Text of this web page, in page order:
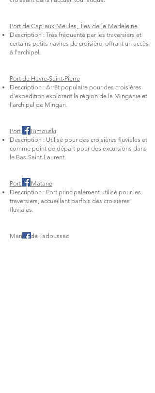
Port de Cap-aux-Meules, Îles-de-la-Madeleine
Description : Très fréquenté par les traversiers et
certains petits navires de croisière, offrant un accès
à l'archipel.
Port de Havre-Saint-Pierre
Description : Arrêt populaire pour des croisières
d'expédition explorant la région de la Minganie et
l'archipel de Mingan.
Port de Rimouski
Description : Utilisé pour des croisières fluviales et
comme point de départ pour des excursions dans
le Bas-Saint-Laurent.
Port de Matane
Description : Port principalement utilisé pour les
traversiers, accueillant parfois des croisières
fluviales.
Marina de Tadoussac